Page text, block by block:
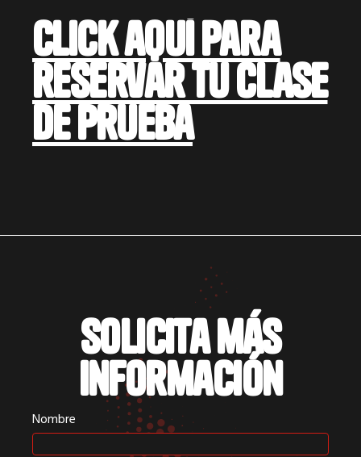
Click aquí para
reservar tu clase
de prueba
Solicita más
información
Nombre